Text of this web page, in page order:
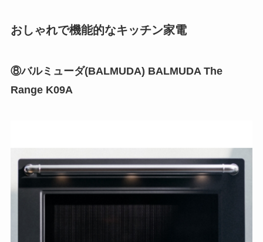
おしゃれで機能的なキッチン家電
⑧バルミューダ(BALMUDA) BALMUDA The
Range K09A